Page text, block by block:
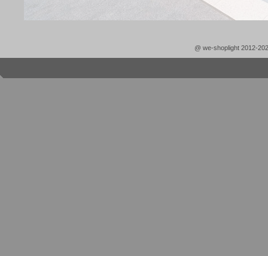
@ we-shoplight 2012-